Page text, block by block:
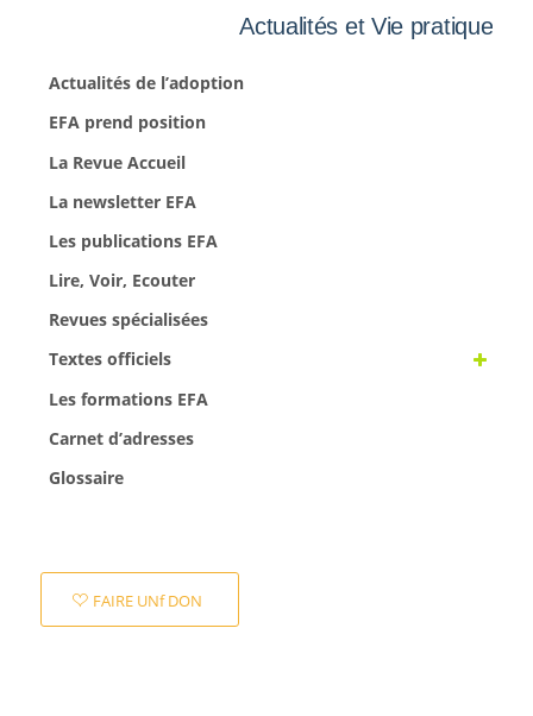
Actualités et Vie pratique
Actualités de l’adoption
EFA prend position
La Revue Accueil
La newsletter EFA
Les publications EFA
Lire, Voir, Ecouter
Revues spécialisées
Textes officiels
Les formations EFA
Carnet d’adresses
Glossaire
FAIRE UNf DON